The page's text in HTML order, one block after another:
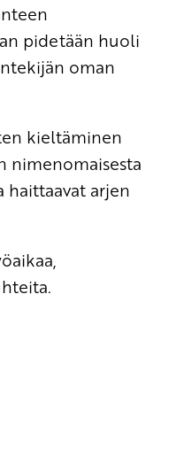
pidetään huoli
oman
kieltäminen
nimenomaisesta
arjen